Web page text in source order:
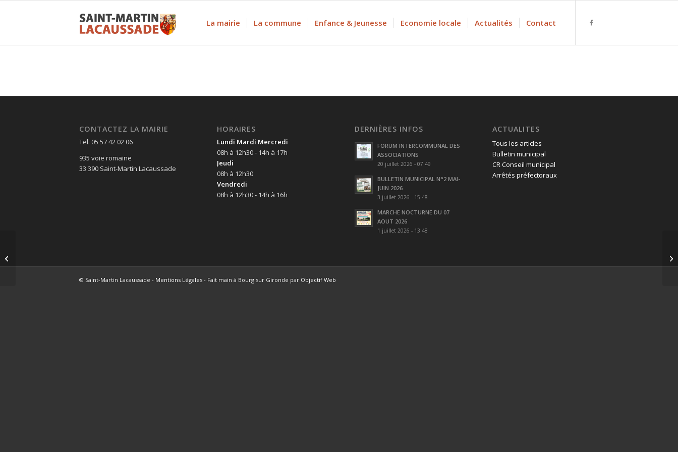
La mairie La commune Enfance & Jeunesse Economie locale Actualités Contact
CONTACTEZ LA MAIRIE
Tel. 05 57 42 02 06
935 voie romaine
33 390 Saint-Martin Lacaussade
HORAIRES
Lundi Mardi Mercredi
08h à 12h30 - 14h à 17h
Jeudi
08h à 12h30
Vendredi
08h à 12h30 - 14h à 16h
DERNIÈRES INFOS
FORUM INTERCOMMUNAL DES
ASSOCIATIONS
20 juillet 2026 - 07:49
BULLETIN MUNICIPAL N°2 MAI-
JUIN 2026
3 juillet 2026 - 15:48
MARCHE NOCTURNE DU 07
AOUT 2026
1 juillet 2026 - 13:48
ACTUALITES
Tous les articles
Bulletin municipal
CR Conseil municipal
Arrêtés préfectoraux
© Saint-Martin Lacaussade - Mentions Légales - Fait main à Bourg sur Gironde par Objectif Web